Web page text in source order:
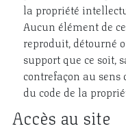
la propriété
Aucun élément de
reproduit, détourné
support que ce soit,
contrefaçon au sens
du code de la
Accès au site